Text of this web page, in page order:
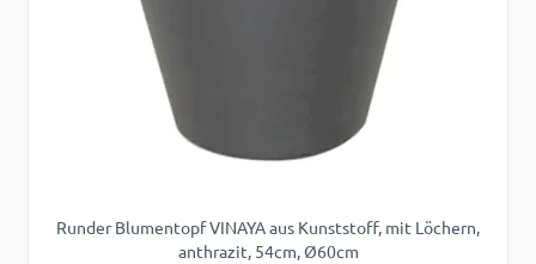
Runder Blumentopf VINAYA aus Kunststoff, mit Löchern,
anthrazit, 54cm, Ø60cm